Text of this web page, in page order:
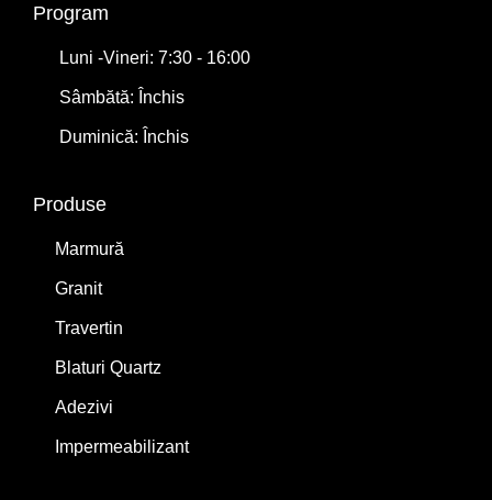
Program
Luni -Vineri: 7:30 - 16:00
Sâmbătă: Închis
Duminică: Închis
Produse
Marmură
Granit
Travertin
Blaturi Quartz
Adezivi
Impermeabilizant